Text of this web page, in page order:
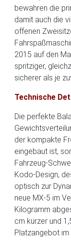
bewahren die
damit auch die
offenen
2015 auf den
spritziger,
sicherer als je
Technische
Die perfekte
der kompakte
eingebaut ist,
Fahrzeug-
Kodo-Design,
optisch zur
neue MX-5 im
Kilogramm
cm kürzer und
Platzangebot im